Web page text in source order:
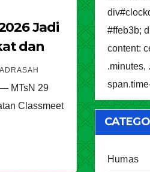
Jadi
dan
MTsN 29
Classmeet
#ffeb3b;
content:
.minutes,
Humas